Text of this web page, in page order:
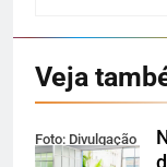
Veja
Foto: Divulgação